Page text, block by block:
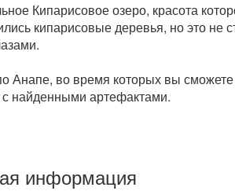
Кипарисовое озеро, красота
кипарисовые деревья, но это не
Анапе, во время которых вы сможете
с найденными артефактами.
информация